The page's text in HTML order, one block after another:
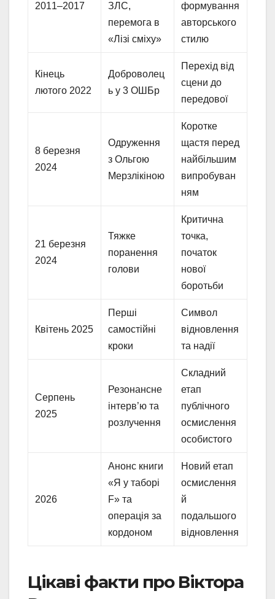
2011–2017
ЗЛС,
перемога в
«Лізі сміху»
формування
авторського
стилю
Кінець
лютого 2022
Доброволец
ь у 3 ОШБр
Перехід від
сцени до
передової
8 березня
2024
Одруження
з Ольгою
Мерзлікіною
Коротке
щастя перед
найбільшим
випробуван
ням
21 березня
2024
Тяжке
поранення
голови
Критична
точка,
початок
нової
боротьби
Квітень 2025
Перші
самостійні
кроки
Символ
відновлення
та надії
Серпень
2025
Резонансне
інтерв’ю та
розлучення
Складний
етап
публічного
осмислення
особистого
2026
Анонс книги
«Я у таборі
F» та
операція за
кордоном
Новий етап
осмислення
й
подальшого
відновлення
Цікаві факти про Віктора